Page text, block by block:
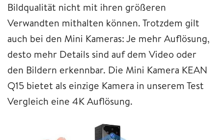
Bildqualität nicht mit ihren größeren
Verwandten mithalten können. Trotzdem gilt
auch bei den Mini Kameras: Je mehr Auflösung,
desto mehr Details sind auf dem Video oder
den Bildern erkennbar. Die Mini Kamera KEAN
Q15 bietet als einzige Kamera in unserem Test
Vergleich eine 4K Auflösung.